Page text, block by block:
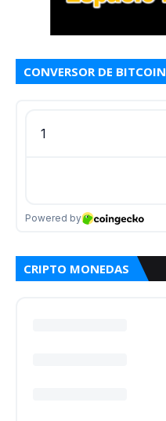
CONVERSOR DE BITCOIN
CRIPTO MONEDAS